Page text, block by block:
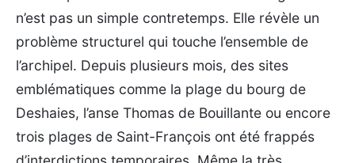
n’est pas un simple contretemps. Elle révèle un
problème structurel qui touche l’ensemble de
l’archipel. Depuis plusieurs mois, des sites
emblématiques comme la plage du bourg de
Deshaies, l’anse Thomas de Bouillante ou encore
trois plages de Saint-François ont été frappés